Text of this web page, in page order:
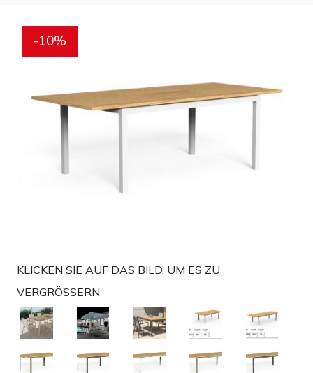
-10%
KLICKEN SIE AUF DAS BILD, UM ES ZU
VERGRÖSSERN